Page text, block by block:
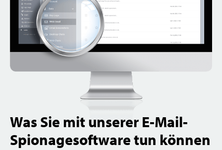
Was Sie mit unserer E-Mail-
Spionage­software tun können